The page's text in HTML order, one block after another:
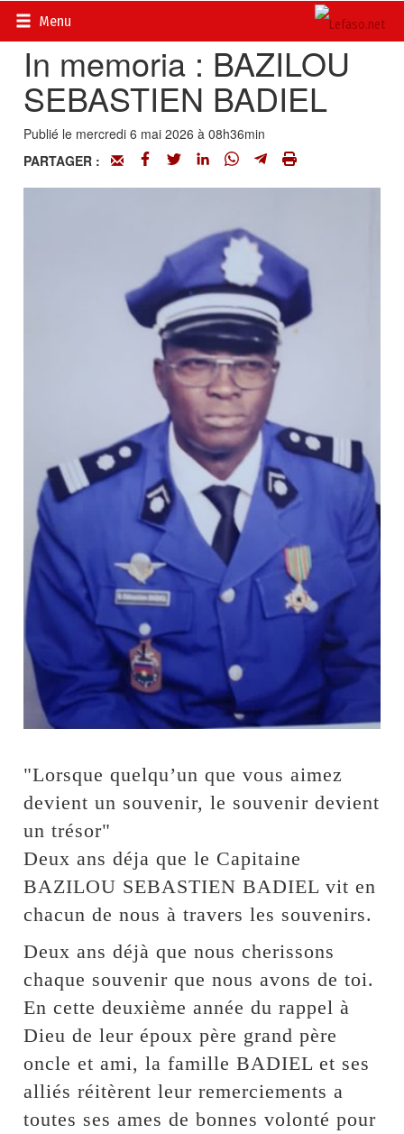
Menu
Accueil>
In memoria : BAZILOU
SEBASTIEN BADIEL
Publié le mercredi 6 mai 2026 à 08h36min
PARTAGER :
"Lorsque quelqu’un que vous aimez
devient un souvenir, le souvenir devient
un trésor"
Deux ans déja que le Capitaine
BAZILOU SEBASTIEN BADIEL vit en
chacun de nous à travers les souvenirs.
Deux ans déjà que nous cherissons
chaque souvenir que nous avons de toi.
En cette deuxième année du rappel à
Dieu de leur époux père grand père
oncle et ami, la famille BADIEL et ses
alliés réitèrent leur remerciements a
toutes ses ames de bonnes volonté pour